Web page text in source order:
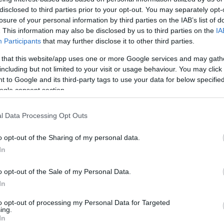
to third parties prior to your opt-out. You may separately
of your personal information by third parties on the IAB’s list of
This information may also be disclosed by us to third parties on the
Participants that may further disclose it to other third parties.
that this website/app uses one or more Google services and may
but not limited to your visit or usage behaviour. You may
to Google and its third-party tags to use your data for below
consent section.
Data Processing Opt Outs
opt-out of the Sharing of my personal data.
opt-out of the Sale of my Personal Data.
opt-out of processing my Personal Data for Targeted
kétséges tartalmú Neoton Família-sláger
rajongók. A Csepregi Éva mellett Pál Éva is
a két énekesnő között. A dal a maga nemében
Adobe Flash Playerszükséges!
A
A